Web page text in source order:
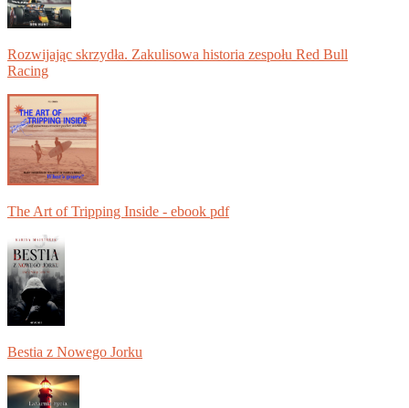
Rozwijając skrzydła. Zakulisowa historia zespołu Red Bull
Racing
The Art of Tripping Inside - ebook pdf
Bestia z Nowego Jorku